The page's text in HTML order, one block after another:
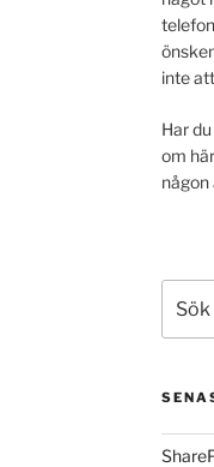
inte
Har
om
någon
efter: